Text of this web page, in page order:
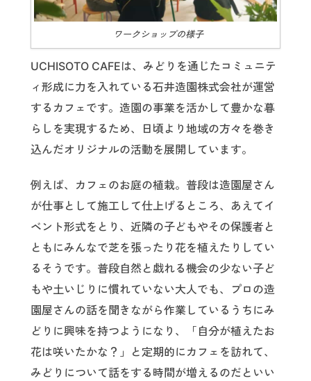
ワークショップの様子
UCHISOTO CAFEは、みどりを通じたコミュニテ
ィ形成に力を入れている石井造園株式会社が運営
するカフェです。造園の事業を活かして豊かな暮
らしを実現するため、日頃より地域の方々を巻き
込んだオリジナルの活動を展開しています。
例えば、カフェのお庭の植栽。普段は造園屋さん
が仕事として施工して仕上げるところ、あえてイ
ベント形式をとり、近隣の子どもやその保護者と
ともにみんなで芝を張ったり花を植えたりしてい
るそうです。普段自然と戯れる機会の少ない子ど
もや土いじりに慣れていない大人でも、プロの造
園屋さんの話を聞きながら作業しているうちにみ
どりに興味を持つようになり、「自分が植えたお
花は咲いたかな？」と定期的にカフェを訪れて、
みどりについて話をする時間が増えるのだといい